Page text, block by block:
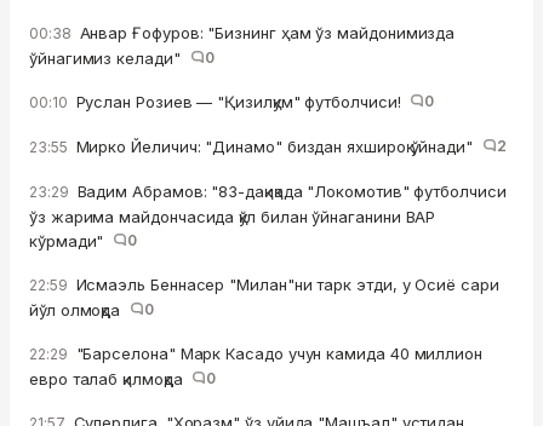
00:38 Анвар Ғофуров: "Бизнинг ҳам ўз майдонимизда
ўйнагимиз келади"
0
00:10 Руслан Розиев — "Қизилқум" футболчиси! 0
23:55 Мирко Йеличич: "Динамо" биздан яхшироқ ўйнади" 2
23:29 Вадим Абрамов: "83-дақиқада "Локомотив" футболчиси
ўз жарима майдончасида қўл билан ўйнаганини ВАР
кўрмади"
0
22:59 Исмаэль Беннасер "Милан"ни тарк этди, у Осиё сари
йўл олмоқда
0
22:29 "Барселона" Марк Касадо учун камида 40 миллион
евро талаб қилмоқда
0
Суперлига. "Хоразм" ўз уйида "Машъал" устидан